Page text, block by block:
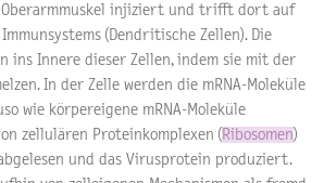
Oberarmmuskel injiziert und trifft dort auf
(Dendritische Zellen). Die
ins Innere dieser Zellen, indem sie mit der
In der Zelle werden die mRNA-Moleküle
wie körpereigene mRNA-Moleküle
zellulären Proteinkomplexen ( Ribosomen)
und das Virusprotein produziert.